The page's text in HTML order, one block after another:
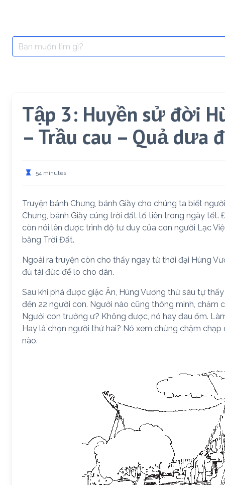
Search
for:
Tập 3: Huyền sử đời
– Trầu cau – Quả dưa
54 minutes
Truyện bánh Chưng, bánh Giầy cho chúng ta biết
Chưng, bánh Giầy cúng trời đất tổ tiên trong ngày
còn nói lên được trình độ tư duy của con người Lạc
bằng Trời Đất.
Ngoài ra truyện còn cho thấy ngay từ thời đại Hùng
đủ tài đức để lo cho dân.
Sau khi phá được giặc Ân, Hùng Vương thứ sáu tự
đến 22 người con. Người nào cũng thông minh, chăm
Người con trưởng ư? Không được, nó hay đau ốm.
Hay là chọn người thứ hai? Nó xem chừng chậm
nào.